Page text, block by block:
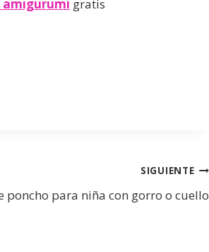
amigurumi gratis
SIGUIENTE
poncho para niña con gorro o cuello